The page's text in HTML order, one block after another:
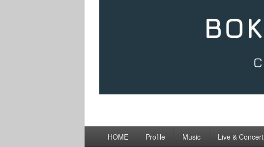
HOME Profile Music Live & Concert